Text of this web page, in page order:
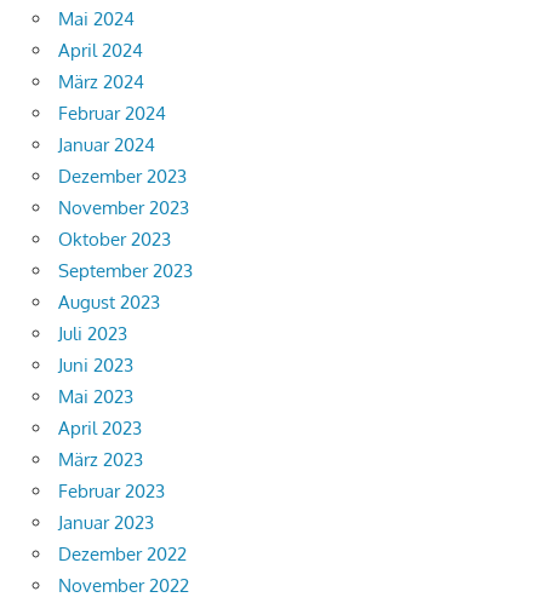
Mai 2024
April 2024
März 2024
Februar 2024
Januar 2024
Dezember 2023
November 2023
Oktober 2023
September 2023
August 2023
Juli 2023
Juni 2023
Mai 2023
April 2023
März 2023
Februar 2023
Januar 2023
Dezember 2022
November 2022